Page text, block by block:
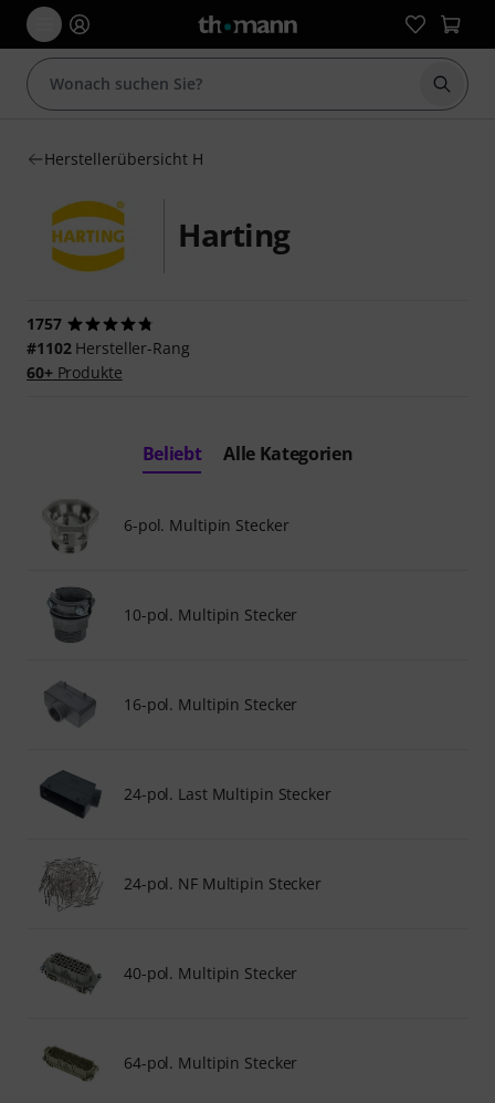
Suche
Herstellerübersicht H
Harting
1757
#1102Hersteller-Rang
60+Produkte
Beliebt Alle Kategorien
6-pol. Multipin Stecker
10-pol. Multipin Stecker
16-pol. Multipin Stecker
24-pol. Last Multipin Stecker
24-pol. NF Multipin Stecker
40-pol. Multipin Stecker
64-pol. Multipin Stecker